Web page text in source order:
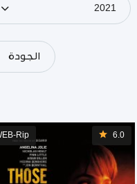
2021
الجودة
6.0
Rip